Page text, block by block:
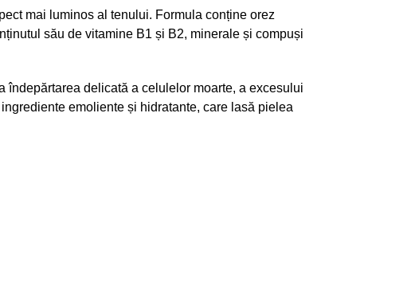
mai luminos al tenului. Formula conține orez
său de vitamine B1 și B2, minerale și compuși
îndepărtarea delicată a celulelor moarte, a excesului
emoliente și hidratante, care lasă pielea